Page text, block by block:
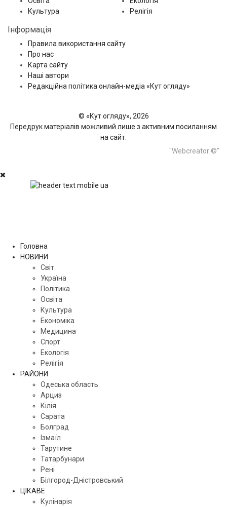
Культура
Релігія
Інформація
Правила використання сайту
Про нас
Карта сайту
Наші автори
Редакційна політика онлайн-медіа «Кут огляду»
© «Кут огляду», 2026
Передрук матеріалів можливий лише з активним посиланням
на сайт.
"Webcreator ©"
Головна
НОВИНИ
Світ
Україна
Політика
Освіта
Культура
Економіка
Медицина
Спорт
Екологія
Релігія
РАЙОНИ
Одеська область
Арциз
Кілія
Сарата
Болград
Ізмаїл
Тарутине
Татарбунари
Рені
Білгород-Дністровський
ЦІКАВЕ
Кулінарія